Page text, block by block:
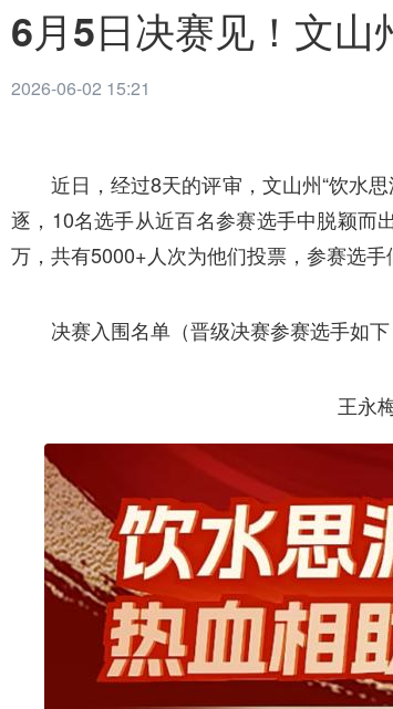
6月5日决赛见！文山
2026-06-02 15:21
近日，经过8天的评审，文山州“饮水
逐，10名选手从近百名参赛选手中脱颖而
万，共有5000+人次为他们投票，参赛选
决赛入围名单（晋级决赛参赛选手如下
王永